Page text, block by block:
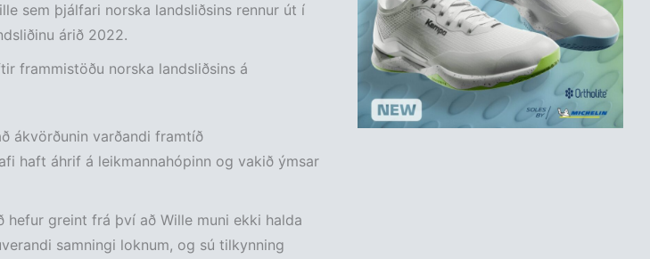
sem þjálfari norska landsliðsins rennur út í
árið 2022.
frammistöðu norska landsliðsins á
ákvörðunin varðandi framtíð
haft áhrif á leikmannahópinn og vakið ýmsar
hefur greint frá því að Wille muni ekki halda
samningi loknum, og sú tilkynning